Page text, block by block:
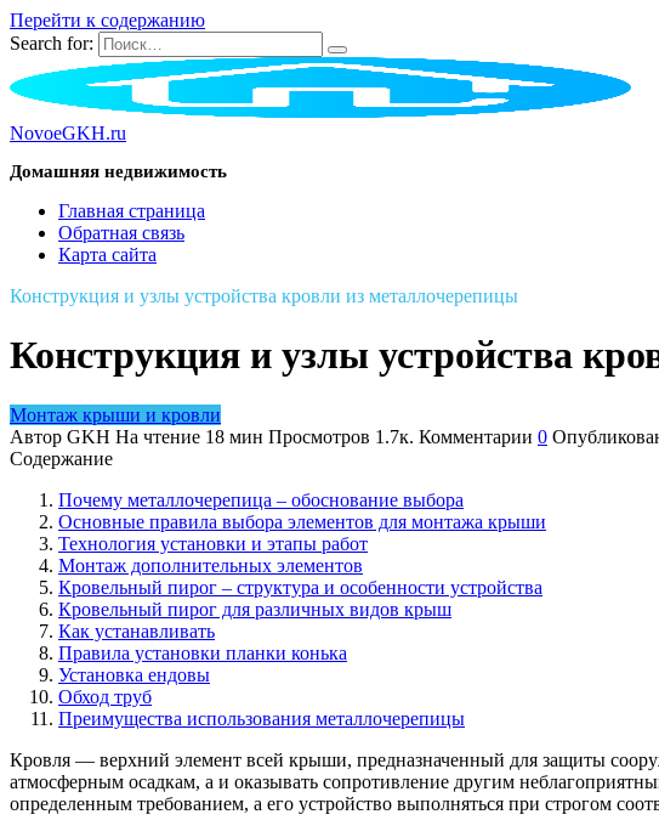
Перейти к содержанию
Search for:
NovoeGKH.ru
Домашняя недвижимость
Главная страница
Обратная связь
Карта сайта
Конструкция и узлы устройства кровли из металлочерепицы
Конструкция и узлы устройства
Монтаж крыши и кровли
Автор GKH На чтение 18 мин Просмотров 1.7к. Комментарии 0
Содержание
Почему металлочерепица – обоснование выбора
Основные правила выбора элементов для монтажа крыши
Технология установки и этапы работ
Монтаж дополнительных элементов
Кровельный пирог – структура и особенности устройства
Кровельный пирог для различных видов крыш
Как устанавливать
Правила установки планки конька
Установка ендовы
Обход труб
Преимущества использования металлочерепицы
Кровля — верхний элемент всей крыши, предназначенный для защиты
атмосферным осадкам, а и оказывать сопротивление другим
определенным требованием, а его устройство выполняться при строгом